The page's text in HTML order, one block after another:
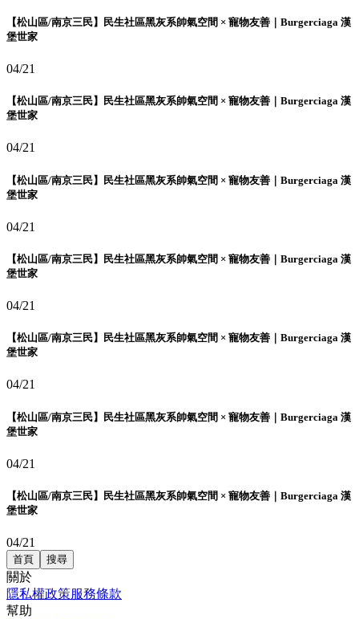
【松山區/南京三民】民生社區黑灰系帥氣空間 × 寵物友善｜Burgerciaga 漢
堡世家
04/21
【松山區/南京三民】民生社區黑灰系帥氣空間 × 寵物友善｜Burgerciaga 漢
堡世家
04/21
【松山區/南京三民】民生社區黑灰系帥氣空間 × 寵物友善｜Burgerciaga 漢
堡世家
04/21
【松山區/南京三民】民生社區黑灰系帥氣空間 × 寵物友善｜Burgerciaga 漢
堡世家
04/21
【松山區/南京三民】民生社區黑灰系帥氣空間 × 寵物友善｜Burgerciaga 漢
堡世家
04/21
【松山區/南京三民】民生社區黑灰系帥氣空間 × 寵物友善｜Burgerciaga 漢
堡世家
04/21
【松山區/南京三民】民生社區黑灰系帥氣空間 × 寵物友善｜Burgerciaga 漢
堡世家
04/21
首頁 搜尋
關於
隱私權政策服務條款
幫助